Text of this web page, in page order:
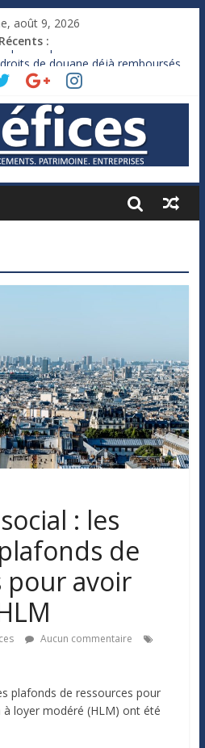
août 9, 2026
Récents :
par la chaleur
de douane déjà remboursés
recule sur l’impôt
ne touche presque rien
l’étranger
: les
de
pour avoir
Aucun commentaire
plafonds de ressources pour
loyer modéré (HLM) ont été